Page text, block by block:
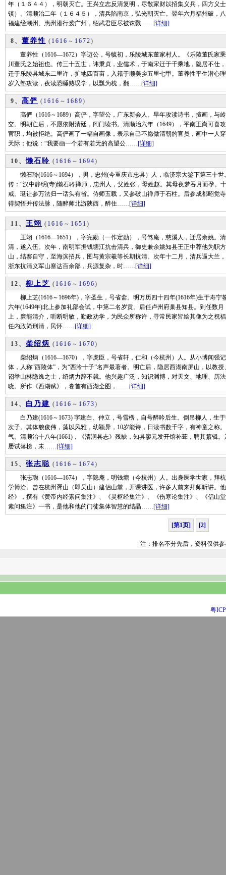
年（１６４４），明朝灭亡。王兴立志反清复明，尽散家财以招集义兵，四方义
镇）。清顺治二年（１６４５），清兵陷南京，弘光朝灭亡。翌年六月福州破，
福建经潮州、惠州潜行袭广州，绍武君臣尽被诛戮……[详细]
8、 董养性 ( 1616 ～ 1672)
董养性（1616—1672）字迈公，号毓初，乐陵城东董家村人。《乐陵董氏家
川董氏之始祖也。传三十五世，讳秉贞，业儒术，于南宋迁于千乘地，隐居不仕
迁于乐陵县城东二里许，扩地四百亩，入籍于顺美乡五里七甲。董养性平生潜心
岁入塾攻读，夜读恐睡熟误学，以瓢为枕，翻……[详细]
9、 高俨 ( 1616 ～ 1689)
高俨（1616～1689）高俨，字望公，广东新会人。早年攻读诗书，擅画，与
交。明朝亡后，不愿依附清廷，闭门读书。清顺治六年（1649），平南王尚可喜
官职，均被拒绝。高俨画了一幅自画像，表示自己不愿做清朝的官员，画中一人
天际；他说：“我要画一个若有若无的高望公……[详细]
10、懒石聆 ( 1616 ～ 1694)
懒石聆(1616～1694），男，忠州(今重庆市忠县）人，临济宗大鉴下第三十
传：“汉中静明(寺)懒石聆禅师，忠州人，父姓张，母姓赵。其母夜梦吞月而孕。
戒。珽让参万法归一话头有省。侍师五载，又参破山禅师于石柱。后参成都昭觉
得契悟并传法脉，随醉师北游陕西，醉住……[详细]
11、 王翊 ( 1616 ～ 1651 )
王翊（1616—1651），字完勋（一作定勋），号笃庵，慈溪人，迁居余姚。
清，遂入伍。次年，南明军据钱塘江抗击清兵，御史兼余姚知县王正中荐他为职
山，结寨自守，至海滨招兵，图与黄宗羲等长期抗清。次年十二月，清兵逼大兰
浙东抗清义军山寨达百余部，兵源复杂，时……[详细]
12、 柳上芝 ( 1616 ～ 1696)
柳上芝(1616～1696年)，字圣生，号省斋。明万历四十四年(1616年)生于寿宁
六年(1649年)北上参加礼部会试，中第二名岁贡。后任卢州府巢县知县。到任数
上，廉能清介，听断明敏，勤政劝学，为民众所称许，寻常民家皆绘其像为之祝
任内政简刑清，民怀……[详细]
13、 柴绍炳 ( 1616 ～ 1670)
柴绍炳（1616—1670），字虎臣，号省轩，仁和（今杭州）人。从小博闻强
体，人称“西陵体”，为“西泠十子”名声最著者。明亡后，隐居西湖南屏山，以教
诏举山林隐逸之士，绍炳力辞不就。他兴趣广泛，知识渊博，对天文、地理、历
晓。所作《西湖赋》，卷首有西湖全图，……[详细]
14、 白乃建 ( 1616 ～ 1673)
白乃建(1616～1673) 字建白、仲立，号雪楞，自号醉吟后生。倒吊柳人，生
次子。其体貌俊伟，藻以风雅，幼颖异，10岁能诗，日读书数千字，有神童之称
气。清顺治十八年(1661)，《清涧县志》残缺，知县廖元发开馆补葺，聘其纂辑
屡试落榜，未……[详细]
15、 张志聪 ( 1616 ～ 1674)
张志聪（1616—1674），字隐庵，明钱塘（今杭州）人。出身医学世家，拜
学博洽。曾在杭州胥山（即吴山）建侣山堂，开课讲医，许多人前来拜师听讲。
经》，撰有《黄帝内经素问集注》、《灵枢经集注》、《伤寒论集注》、《侣山
素问集注》一书，是他和他的门徒集体智慧的结晶……[详细]
[第1页] [2]
注：排名不分先后，资料仅供
粤